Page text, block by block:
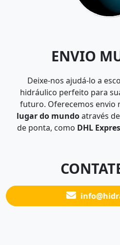
ENVIO
Deixe-nos ajudá-lo a
hidráulico perfeito para
futuro. Oferecemos envio
lugar do mundoatravés
de ponta, como DHL